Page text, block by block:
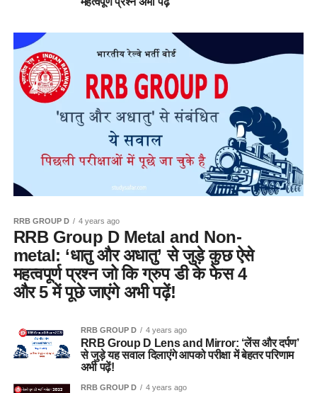
RRB GROUP D 4 years ago
RRB Group D Metal and Non-
metal: ‘धातु और अधातु’ से जुड़े कुछ ऐसे
महत्वपूर्ण प्रश्न जो कि ग्रुप डी के फेस 4
और 5 में पूछे जाएंगे अभी पढ़ें!
RRB GROUP D 4 years ago
RRB Group D Lens and Mirror: ‘लेंस और दर्पण’
से जुड़े यह सवाल दिलाएंगे आपको परीक्षा में बेहतर परिणाम
अभी पढ़ें!
RRB GROUP D 4 years ago